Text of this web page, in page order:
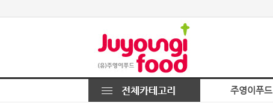
주영이푸드